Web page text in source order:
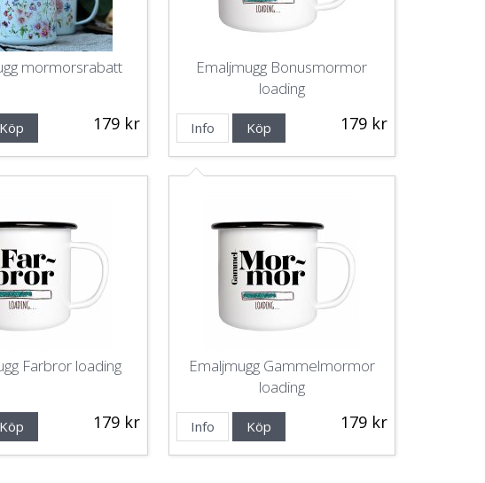
mormorsrabatt
179 kr
Köp
Emaljmugg Bonusmormor
loading
179 kr
Info Köp
Farbror loading
179 kr
Köp
Emaljmugg Gammelmormor
loading
179 kr
Info Köp